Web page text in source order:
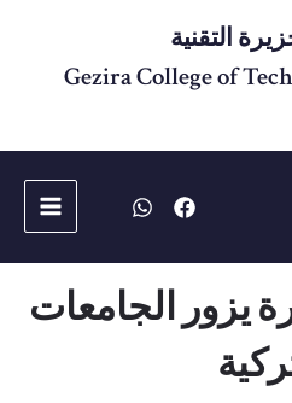
التقنية
Gezira College of
Main
Menu
يزور الجامعات